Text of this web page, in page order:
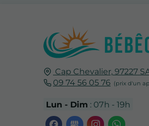
Cap Chevalier, 97227
09 74 56 05 76
Lun - Dim : 07h - 19h